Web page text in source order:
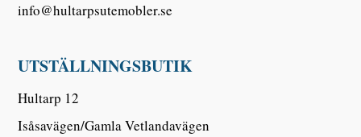
info@hultarpsutemobler.se
UTSTÄLLNINGSBUTIK
Hultarp 12
Isåsavägen/Gamla Vetlandavägen